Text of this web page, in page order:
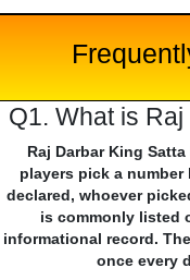
Q1. What is
Raj Darbar King
players pick a number
declared, whoever
is commonly listed
informational record.
once every